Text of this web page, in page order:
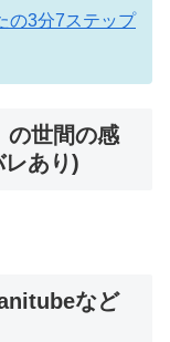
の3分7ステップ
の世間の感
あり)
など